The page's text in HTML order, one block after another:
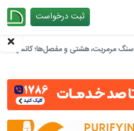
ثبت درخواست
سنگ مرمریت، هشتی و مفصل‌ها؛ کانسپت